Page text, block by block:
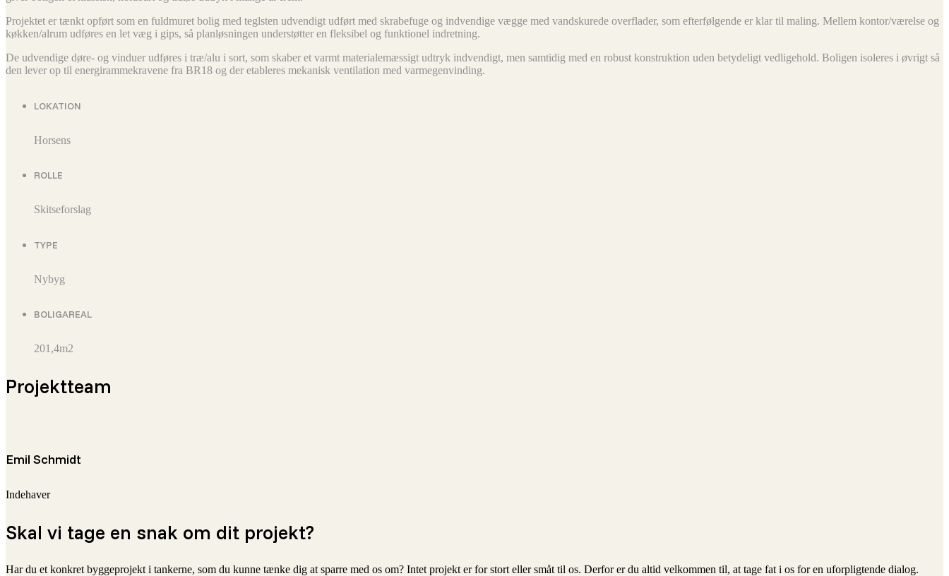
Projektet er tænkt opført som en fuldmuret bolig med teglsten udvendigt udført med skrabefuge og indvendige vægge med vandskurede overflader, som efterfølgende er klar til maling. Mellem kontor/værelse og
køkken/alrum udføres en let væg i gips, så planløsningen understøtter en fleksibel og funktionel indretning.
De udvendige døre- og vinduer udføres i træ/alu i sort, som skaber et varmt materialemæssigt udtryk indvendigt, men samtidig med en robust konstruktion uden betydeligt vedligehold. Boligen isoleres i øvrigt så
den lever op til energirammekravene fra BR18 og der etableres mekanisk ventilation med varmegenvinding.
LOKATION
Horsens
ROLLE
Skitseforslag
TYPE
Nybyg
BOLIGAREAL
201,4m2
Projektteam
Emil Schmidt
Indehaver
Skal vi tage en snak om dit projekt?
Har du et konkret byggeprojekt i tankerne, som du kunne tænke dig at sparre med os om? Intet projekt er for stort eller småt til os. Derfor er du altid velkommen til, at tage fat i os for en uforpligtende dialog.